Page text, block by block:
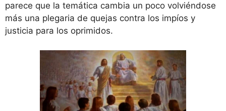
parece que la temática cambia un poco volviéndose
más una plegaria de quejas contra los impíos y
justicia para los oprimidos.